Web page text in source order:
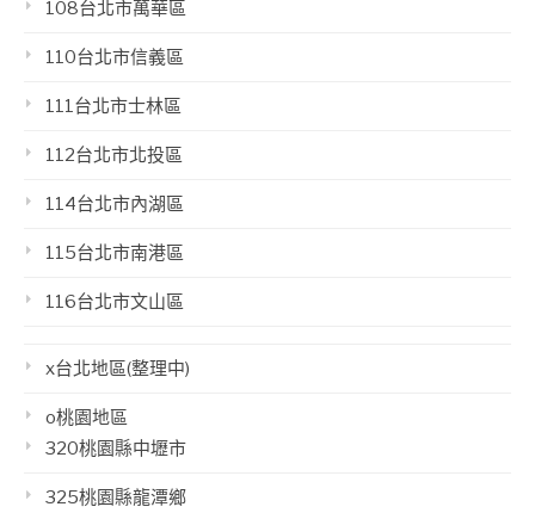
108台北市萬華區
110台北市信義區
111台北市士林區
112台北市北投區
114台北市內湖區
115台北市南港區
116台北市文山區
x台北地區(整理中)
o桃園地區
320桃園縣中壢市
325桃園縣龍潭鄉